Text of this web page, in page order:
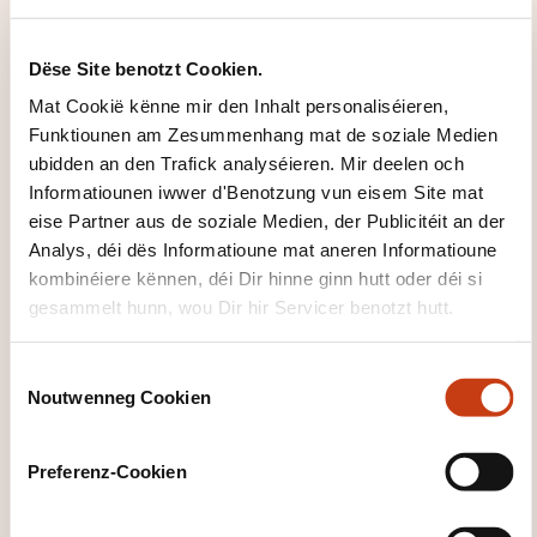
Dëse Site benotzt Cookien.
Mat Cookië kënne mir den Inhalt personaliséieren,
Funktiounen am Zesummenhang mat de soziale Medien
ubidden an den Trafick analyséieren. Mir deelen och
Informatiounen iwwer d'Benotzung vun eisem Site mat
eise Partner aus de soziale Medien, der Publicitéit an der
Analys, déi dës Informatioune mat aneren Informatioune
kombinéiere kënnen, déi Dir hinne ginn hutt oder déi si
gesammelt hunn, wou Dir hir Servicer benotzt hutt.
Noutwenneg Cookien
Preferenz-Cookien
Wéi kann een
d'Formatiounsinstitut
kontaktéieren?
Ana Barreiro
a.barreiro@ohcskills.lu
+352 691 849 195